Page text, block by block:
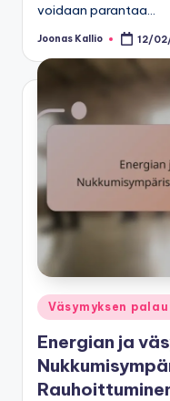
voidaan parantaa…
Posted
Joonas Kallio 12/
Posted
in
Väsymyksen
Energian ja